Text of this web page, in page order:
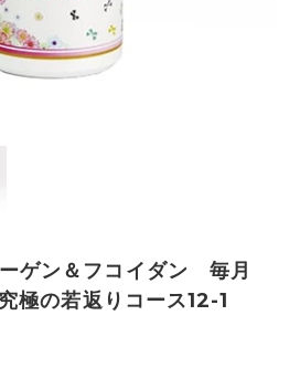
ゲン＆フコイダン 毎月
極の若返りコース12-1